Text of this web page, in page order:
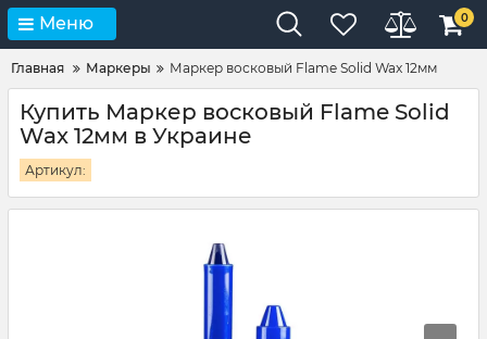
Меню 0
Главная Маркеры Маркер восковый Flame Solid Wax 12мм
Купить Маркер восковый Flame Solid
Wax 12мм в Украине
Артикул: